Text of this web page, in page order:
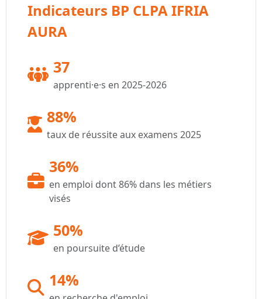
Indicateurs BP CLPA IFRIA
AURA
37
apprenti·e·s en 2025-2026
88%
taux de réussite aux examens 2025
36%
en emploi dont 86% dans les métiers
visés
50%
en poursuite d’étude
14%